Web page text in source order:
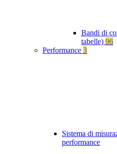
Bandi di
tabelle) 96
Performance 3
Sistema di
performance